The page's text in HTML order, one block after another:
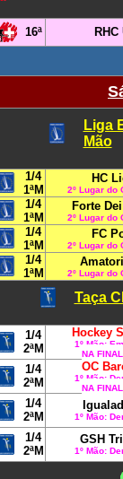
16ª RHC
Liga
Mão
1/4
1ªM
HC
2º Lugar do
1/4
1ªM
Forte
2º Lugar do
1/4
1ªM
FC
2º Lugar do
1/4
1ªM
2º Lugar do
Taça
1/4
2ªM
Hockey
1º Mão:
NA
1/4
2ªM
OC
1º Mão:
NA
1/4
2ªM
1º Mão:
1/4
2ªM
GSH
1º Mão: